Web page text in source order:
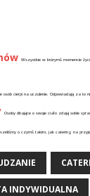
Wszystkie w którymś momencie
osób cierpi na uczulenie. Odpowiadają za
Osoby dbające o swoje ciało zdają sobie
o czymś takim, jak catering na
INDYWIDUALNA